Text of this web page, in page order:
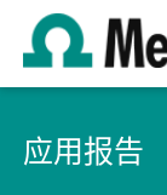
应用报告